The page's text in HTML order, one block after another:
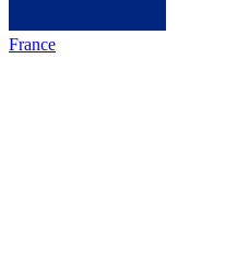
France